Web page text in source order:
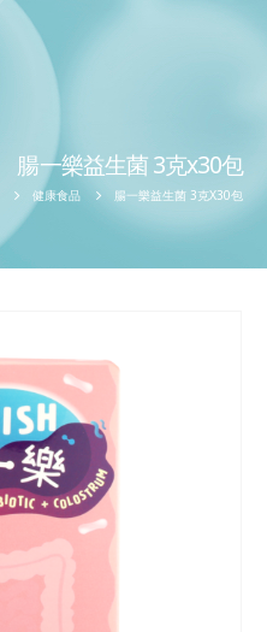
腸一樂益生菌 3克x30包
健康食品 腸一樂益生菌 3克X30包